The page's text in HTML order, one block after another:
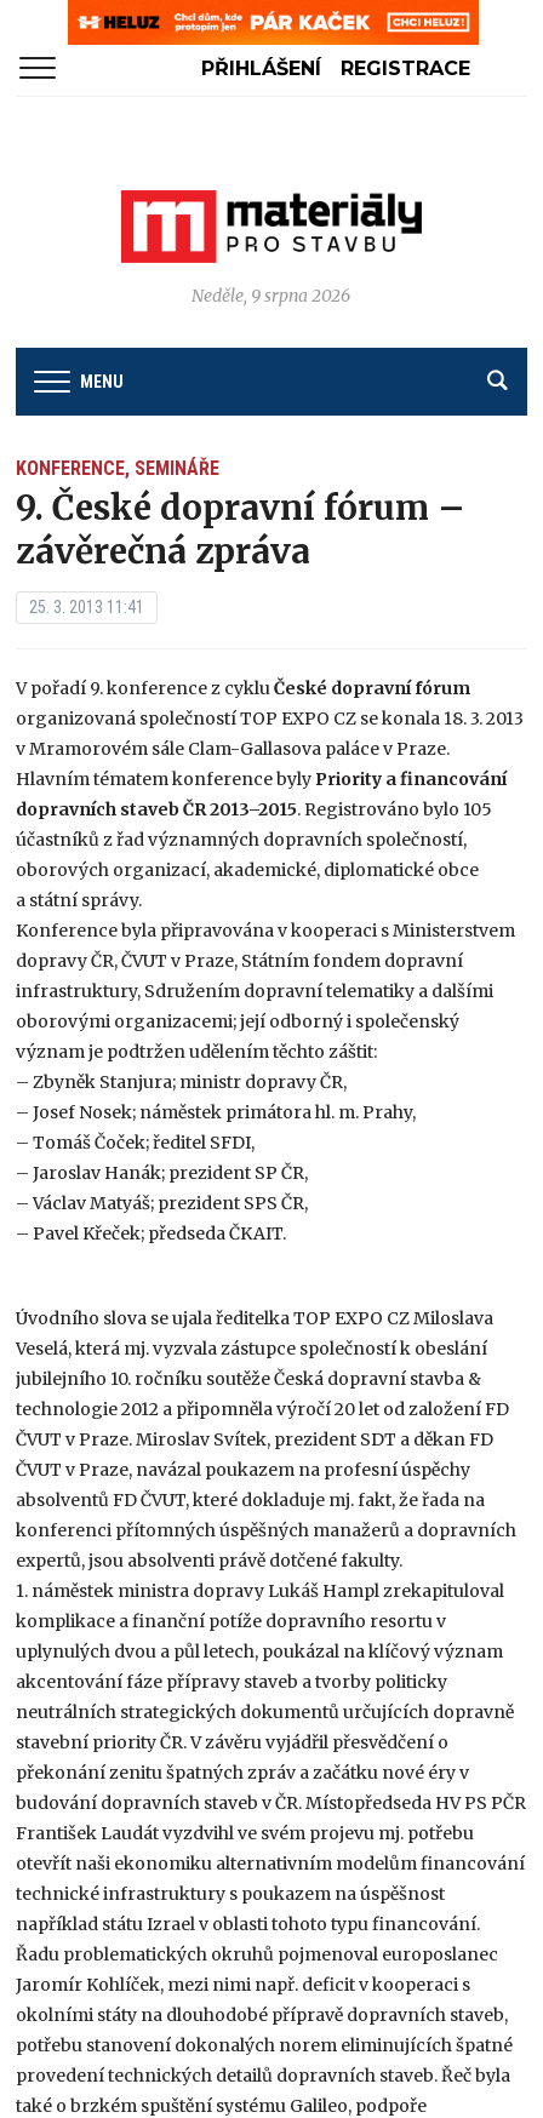
PŘIHLÁŠENÍ REGISTRACE
Neděle, 9 srpna 2026
MENU
KONFERENCE, SEMINÁŘE
9. České dopravní fórum –
závěrečná zpráva
25. 3. 2013 11:41
V pořadí 9. konference z cykluČeské dopravní fórum
organizovaná společností TOP EXPO CZ se konala 18. 3. 2013
v Mramorovém sále Clam-Gallasova paláce v Praze.
Hlavním tématem konference byly Priority a financování
dopravních staveb ČR 2013–2015. Registrováno bylo 105
účastníků z řad významných dopravních společností,
oborových organizací, akademické, diplomatické obce
a státní správy.
Konference byla připravována v kooperaci s Ministerstvem
dopravy ČR, ČVUT v Praze, Státním fondem dopravní
infrastruktury, Sdružením dopravní telematiky a dalšími
oborovými organizacemi; její odborný i společenský
význam je podtržen udělením těchto záštit:
– Zbyněk Stanjura; ministr dopravy ČR,
– Josef Nosek; náměstek primátora hl. m. Prahy,
– Tomáš Čoček; ředitel SFDI,
– Jaroslav Hanák; prezident SP ČR,
– Václav Matyáš; prezident SPS ČR,
– Pavel Křeček; předseda ČKAIT.
Úvodního slova se ujala ředitelka TOP EXPO CZ Miloslava
Veselá, která mj. vyzvala zástupce společností k obeslání
jubilejního 10. ročníku soutěže Česká dopravní stavba &
technologie 2012 a připomněla výročí 20 let od založení FD
ČVUT v Praze. Miroslav Svítek, prezident SDT a děkan FD
ČVUT v Praze, navázal poukazem na profesní úspěchy
absolventů FD ČVUT, které dokladuje mj. fakt, že řada na
konferenci přítomných úspěšných manažerů a dopravních
expertů, jsou absolventi právě dotčené fakulty.
1. náměstek ministra dopravy Lukáš Hampl zrekapituloval
komplikace a finanční potíže dopravního resortu v
uplynulých dvou a půl letech, poukázal na klíčový význam
akcentování fáze přípravy staveb a tvorby politicky
neutrálních strategických dokumentů určujících dopravně
stavební priority ČR. V závěru vyjádřil přesvědčení o
překonání zenitu špatných zpráv a začátku nové éry v
budování dopravních staveb v ČR. Místopředseda HV PS PČR
František Laudát vyzdvihl ve svém projevu mj. potřebu
otevřít naši ekonomiku alternativním modelům financování
technické infrastruktury s poukazem na úspěšnost
například státu Izrael v oblasti tohoto typu financování.
Řadu problematických okruhů pojmenoval europoslanec
Jaromír Kohlíček, mezi nimi např. deficit v kooperaci s
okolními státy na dlouhodobé přípravě dopravních staveb,
potřebu stanovení dokonalých norem eliminujících špatné
provedení technických detailů dopravních staveb. Řeč byla
také o brzkém spuštění systému Galileo, podpoře